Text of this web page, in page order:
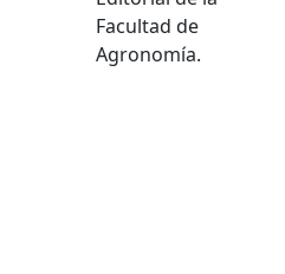
Facultad de
Agronomía.